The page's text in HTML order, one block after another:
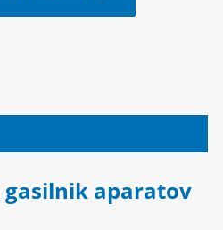
gasilnik aparatov